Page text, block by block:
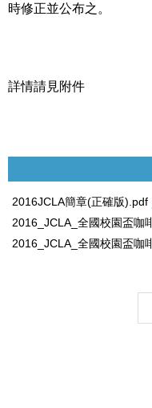
時修正並公布之。
詳情請見附件
2016JCLA簡章(正確版).pdf
2016_JCLA_全國校園盃咖
2016_JCLA_全國校園盃咖